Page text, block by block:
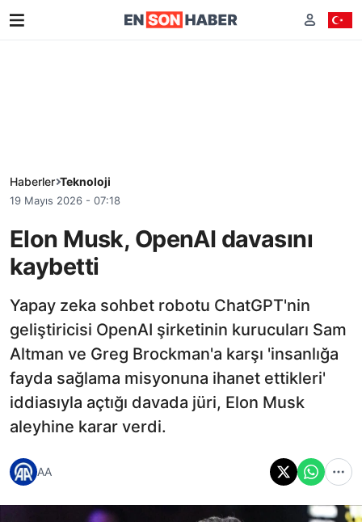
Haberler Teknoloji
19 Mayıs 2026 - 07:18
Elon Musk, OpenAI davasını
kaybetti
Yapay zeka sohbet robotu ChatGPT'nin
geliştiricisi OpenAI şirketinin kurucuları Sam
Altman ve Greg Brockman'a karşı 'insanlığa
fayda sağlama misyonuna ihanet ettikleri'
iddiasıyla açtığı davada jüri, Elon Musk
aleyhine karar verdi.
AA